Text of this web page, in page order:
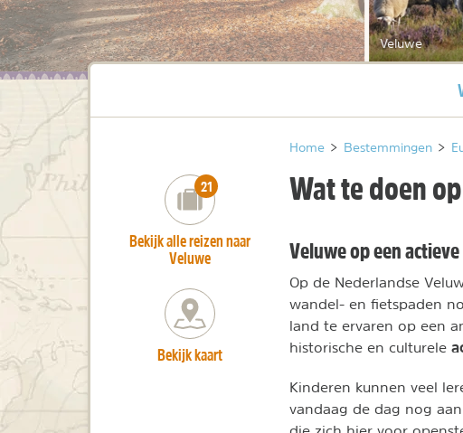
Veluwe
Home > Bestemmingen >
Wat te doen
Veluwe op een
Op de Nederlandse
wandel- en fietspaden
land te ervaren op een
historische en culturele
Kinderen kunnen veel
vandaag de dag nog
number_of_trips:
21
Bekijk alle reizen naar
Veluwe
Bekijk kaart